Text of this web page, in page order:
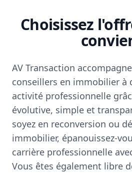
Choisissez
AV Transaction
conseillers en immobilier à
activité professionnelle
évolutive, simple et
soyez en reconversion ou
immobilier, épanouissez-
carrière professionnelle
Vous êtes également libre